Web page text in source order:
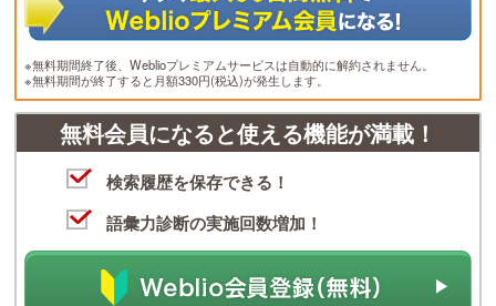
※無料期間終了後、Weblioプレミアムサービスは自動的に解約されません。
※無料期間が終了すると月額330円(税込)が発生します。
無料会員になると使える機能が満載！
検索履歴を保存できる！
語彙力診断の実施回数増加！